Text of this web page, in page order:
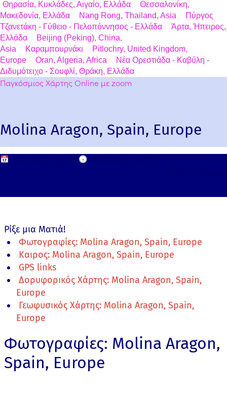
Θηρασία, Κυκλάδες, Αιγαίο, Ελλάδα
Θεσσαλονίκη,
Μακεδονία, Ελλάδα
Nang Rong, Thailand, Asia
Πύργος
Τζανετάκη - Γύθειο - Πελοπόννησος - Ελλάδα
Άρτα, Ήπειρος,
Ελλάδα
Beijing (Peking), China,
Asia
Καραμπουρνάκι
Pitlochry, United Kingdom,
Europe
Oran, Algeria, Africa
Νέα Ορεστιάδα - Καβύλη -
Διδυμότειχο - Σουφλί, Θράκη, Ελλάδα
Παγκόσμιος Χάρτης Online με zoom
Molina Aragon, Spain, Europe
📅 🕟
Ρίξε μια Ματιά!
Φωτογραφίες: Molina Aragon, Spain, Europe
Καιρος: Molina Aragon, Spain, Europe
GPS links
Δορυφορικός Χάρτης: Molina Aragon, Spain,
Europe
Γεωφυσικός Χάρτης: Molina Aragon, Spain,
Europe
Φωτογραφίες: Molina Aragon,
Spain, Europe